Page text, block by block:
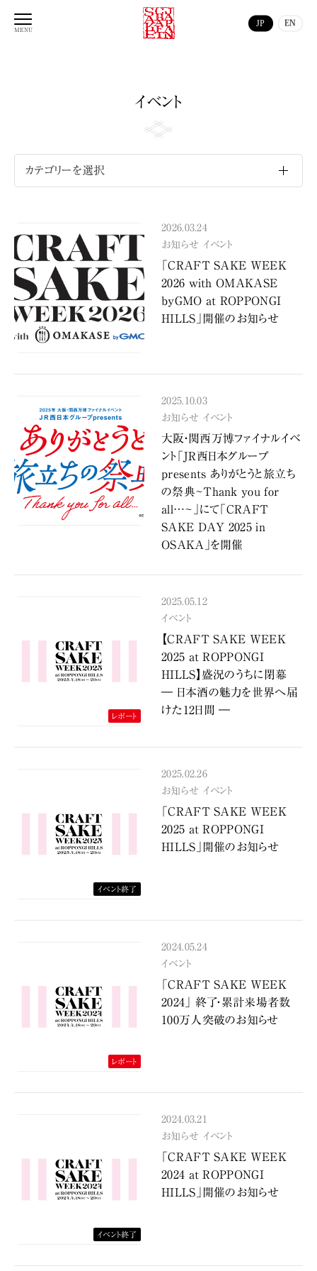
EN
JP
イベント
カテゴリーを選択
2026.03.24
お知らせ イベント
「CRAFT SAKE WEEK
2026 with OMAKASE
byGMO at ROPPONGI
HILLS」開催のお知らせ
2025.10.03
お知らせ イベント
大阪・関西万博ファイナルイベ
ント「JR西日本グループ
presents ありがとうと旅立ち
の祭典~Thank you for
all…~」にて「CRAFT
SAKE DAY 2025 in
OSAKA」を開催
レポート
2025.05.12
イベント
【CRAFT SAKE WEEK
2025 at ROPPONGI
HILLS】盛況のうちに閉幕
― 日本酒の魅力を世界へ届
けた12日間 ―
イベント終了
2025.02.26
お知らせ イベント
「CRAFT SAKE WEEK
2025 at ROPPONGI
HILLS」開催のお知らせ
レポート
2024.05.24
イベント
「CRAFT SAKE WEEK
2024」 終了・累計来場者数
100万人突破のお知らせ
イベント終了
2024.03.21
お知らせ イベント
「CRAFT SAKE WEEK
2024 at ROPPONGI
HILLS」開催のお知らせ